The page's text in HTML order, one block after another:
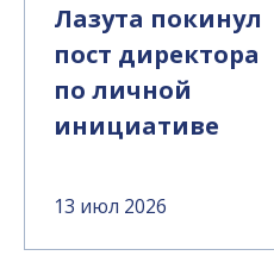
Лазута покинул
пост директора
по личной
инициативе
13 июл 2026